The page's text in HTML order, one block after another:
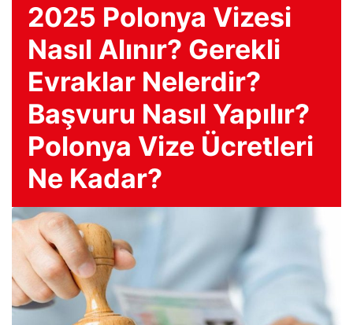
2025 Polonya Vizesi
Nasıl Alınır? Gerekli
Evraklar Nelerdir?
Başvuru Nasıl Yapılır?
Polonya Vize Ücretleri
Ne Kadar?